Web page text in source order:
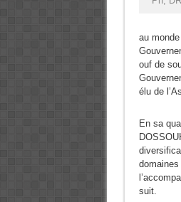
au
ouf de
élu de
En sa
suit.